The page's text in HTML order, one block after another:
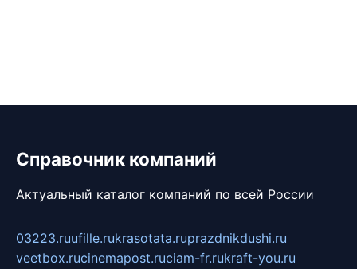
Справочник компаний
Актуальный каталог компаний по всей России
03223.ruufille.rukrasotata.ruprazdnikdushi.ru
veetbox.rucinemapost.ruciam-fr.rukraft-you.ru